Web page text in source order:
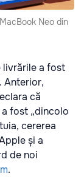
Neo din
livrările a fost
Anterior,
că
fost „dincolo
cererea
și a
de noi
.